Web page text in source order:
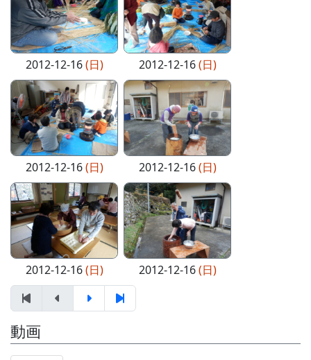
2012-12-16(日) 2012-12-16(日)
2012-12-16(日) 2012-12-16(日)
2012-12-16(日) 2012-12-16(日)
動画